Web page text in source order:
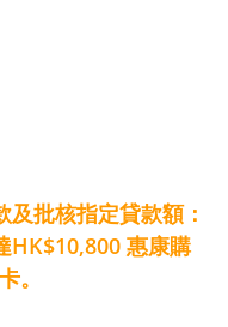
批核指定貸款額：
HK$10,800 惠康購
。